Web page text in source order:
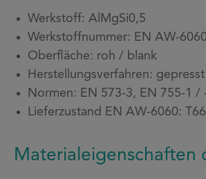
Werkstoff: AlMgSi0,5
Werkstoffnummer: EN AW-6060
Oberfläche: roh / blank
Herstellungsverfahren: gepresst
Normen: EN 573-3, EN 755-1 /
Lieferzustand EN AW-6060:
Materialeigenschaften